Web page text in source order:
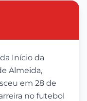
Início da
Almeida,
em 28 de
no futebol